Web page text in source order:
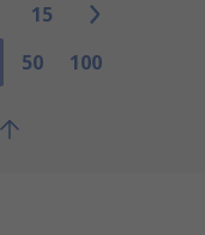
15
50 100